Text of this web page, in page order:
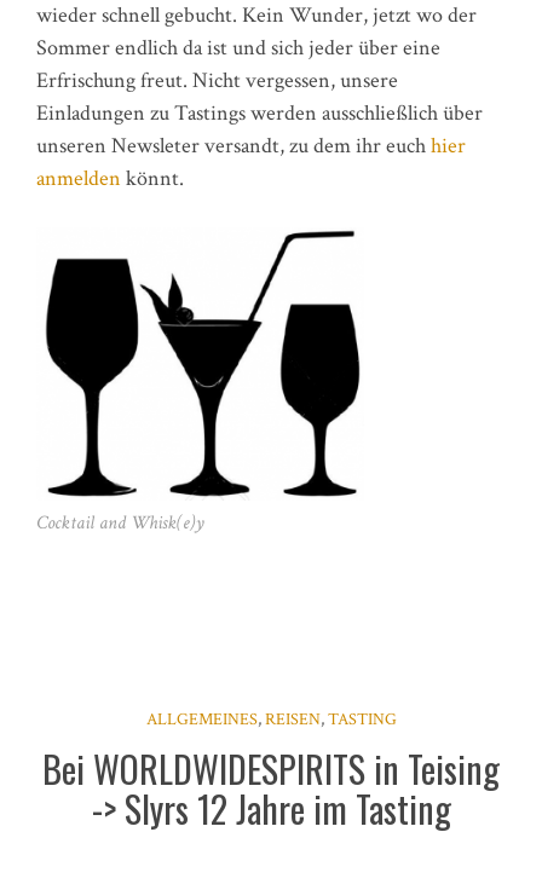
wieder schnell gebucht. Kein Wunder, jetzt wo der
Sommer endlich da ist und sich jeder über eine
Erfrischung freut. Nicht vergessen, unsere
Einladungen zu Tastings werden ausschließlich über
unseren Newsleter versandt, zu dem ihr euchhier
anmelden könnt.
Cocktail and Whisk(e)y
ALLGEMEINES,REISEN,TASTING
Bei WORLDWIDESPIRITS in Teising
-> Slyrs 12 Jahre im Tasting